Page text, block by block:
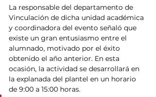
La responsable del departamento de
Vinculación de dicha unidad académica
y coordinadora del evento señaló que
existe un gran entusiasmo entre el
alumnado, motivado por el éxito
obtenido el año anterior. En esta
ocasión, la actividad se desarrollará en
la explanada del plantel en un horario
de 9:00 a 15:00 horas.